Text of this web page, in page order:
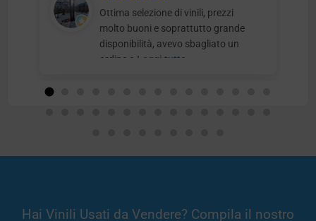
Ottima selezione di vinili, prezzi
molto buoni e soprattutto grande
disponibilità, avevo sbagliato un
ordine e Leggi tutto
Hai Vinili Usati da Vendere? Compila il nostro